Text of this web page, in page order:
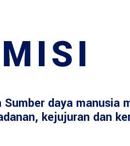
MISI
Sumber daya manusia
kejujuran dan